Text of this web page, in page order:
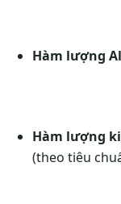
Hàm lượng
Hàm lượng
(theo tiêu